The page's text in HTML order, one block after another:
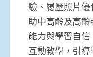
驗、履歷照片
助中高齡及高
能力與學習自
互動教學，引